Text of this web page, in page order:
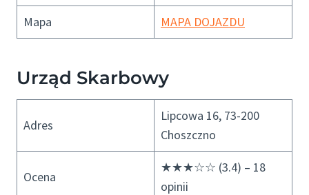
Mapa MAPA DOJAZDU
Urząd Skarbowy
Adres
Lipcowa 16, 73-200
Choszczno
Ocena
★★★☆☆ (3.4) – 18
opinii